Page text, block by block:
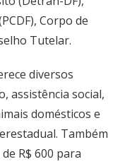
Corpo de
Tutelar.
diversos
assistência social,
domésticos e
Também
R$ 600 para